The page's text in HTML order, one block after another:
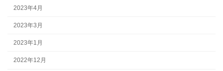
2023年4月
2023年3月
2023年1月
2022年12月